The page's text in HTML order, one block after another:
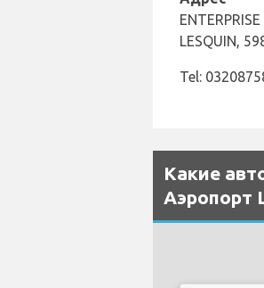
LESQUIN,
Tel:
Какие
Аэропорт